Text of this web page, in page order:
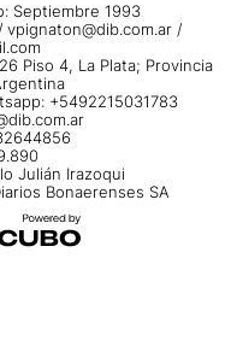
Septiembre 1993
vpignaton@dib.com.ar /
Piso 4, La Plata; Provincia
+5492215031783
Julián Irazoqui
Bonaerenses SA